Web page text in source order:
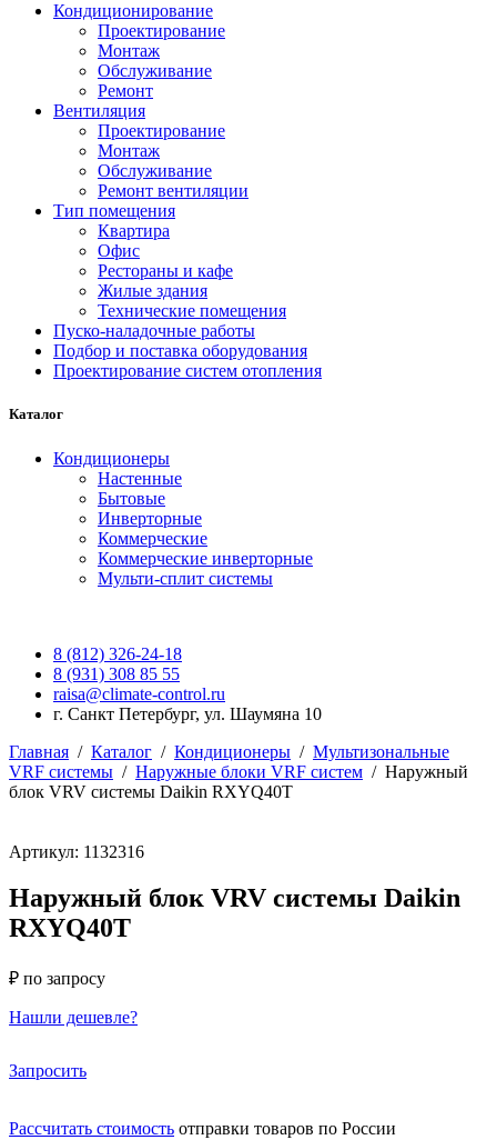
Кондиционирование
Проектирование
Монтаж
Обслуживание
Ремонт
Вентиляция
Проектирование
Монтаж
Обслуживание
Ремонт вентиляции
Тип помещения
Квартира
Офис
Рестораны и кафе
Жилые здания
Технические помещения
Пуско-наладочные работы
Подбор и поставка оборудования
Проектирование систем отопления
Каталог
Кондиционеры
Настенные
Бытовые
Инверторные
Коммерческие
Коммерческие инверторные
Мульти-сплит системы
8 (812) 326-24-18
8 (931) 308 85 55
raisa@climate-control.ru
г. Санкт Петербург, ул. Шаумяна 10
Главная / Каталог / Кондиционеры / Мультизональные
VRF системы / Наружные блоки VRF систем / Наружный
блок VRV системы Daikin RXYQ40T
Артикул: 1132316
Наружный блок VRV системы Daikin
RXYQ40T
₽ по запросу
Нашли дешевле?
Запросить
Рассчитать стоимость отправки товаров по России